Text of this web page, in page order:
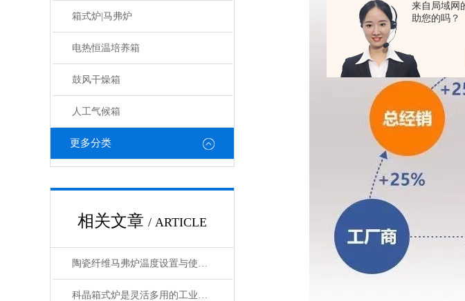
来自局域网
助您的吗？
箱式炉|马弗炉
电热恒温培养箱
鼓风干燥箱
人工气候箱
更多分类
相关文章 / ARTICLE
陶瓷纤维马弗炉温度设置与使用方法
科晶箱式炉是灵活多用的工业好帮手